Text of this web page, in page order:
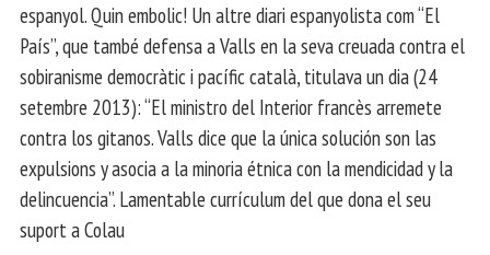
espanyol. Quin embolic! Un altre diari espanyolista com “El
País”, que també defensa a Valls en la seva creuada contra el
sobiranisme democràtic i pacífic català, titulava un dia (24
setembre 2013): “El ministro del Interior francès arremete
contra los gitanos. Valls dice que la única solución son las
expulsions y asocia a la minoria étnica con la mendicidad y la
delincuencia”. Lamentable currículum del que dona el seu
suport a Colau